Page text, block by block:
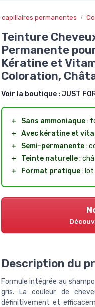
capillaires permanentes
Teinture
Permanente
Kératine et
Coloration,
Voir la boutique : JUST
＋ Sans ammoniaque:
＋ Avec kératine et
＋
Semi-permanente:
＋
Teinte naturelle:
＋
Format pratique: lot
Description du
Formule intégrée au
gris. La couleur de
définitivement et